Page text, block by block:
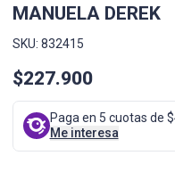
MANUELA DEREK
SKU: 832415
$227.900
Paga en 5 cuotas de
Me interesa